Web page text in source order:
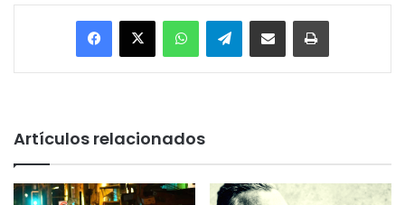
Facebook
X WhatsAppTelegramEnviar vía email Imprimir
Artículos relacionados